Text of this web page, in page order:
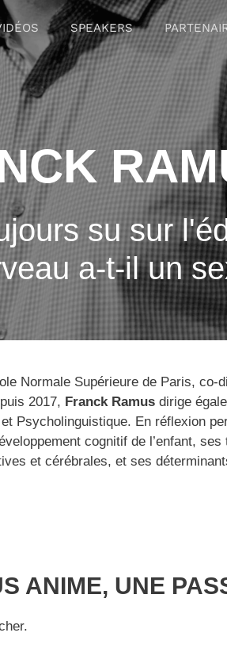
SPEAKERS
su sur
a-t-il un
Normale Supérieure de Paris,
2017, Franck Ramus dirige
Psycholinguistique. En réflexion
cognitif de l’enfant,
et cérébrales, et ses
ANIME, UNE